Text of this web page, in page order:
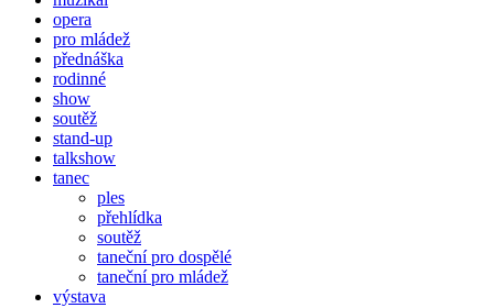
opera
pro mládež
přednáška
rodinné
show
soutěž
stand-up
talkshow
tanec
ples
přehlídka
soutěž
taneční pro dospělé
taneční pro mládež
výstava